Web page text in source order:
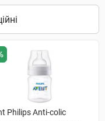
Philips Anti-colic